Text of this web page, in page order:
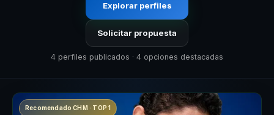
Explorar perfiles
Solicitar propuesta
4 perfiles publicados · 4 opciones destacadas
Recomendado CHM · TOP 1